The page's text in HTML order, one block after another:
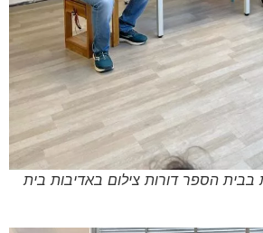
בבית הספר דורות צילום באדיבות בית